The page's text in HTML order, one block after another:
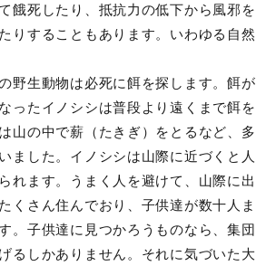
餓死したり、抵抗力の低下から風邪を
りすることもあります。いわゆる自然
野生動物は必死に餌を探します。餌が
ったイノシシは普段より遠くまで餌を
山の中で薪（たきぎ）をとるなど、多
ました。イノシシは山際に近づくと人
れます。うまく人を避けて、山際に出
くさん住んでおり、子供達が数十人ま
。子供達に見つかろうものなら、集団
るしかありません。それに気づいた大